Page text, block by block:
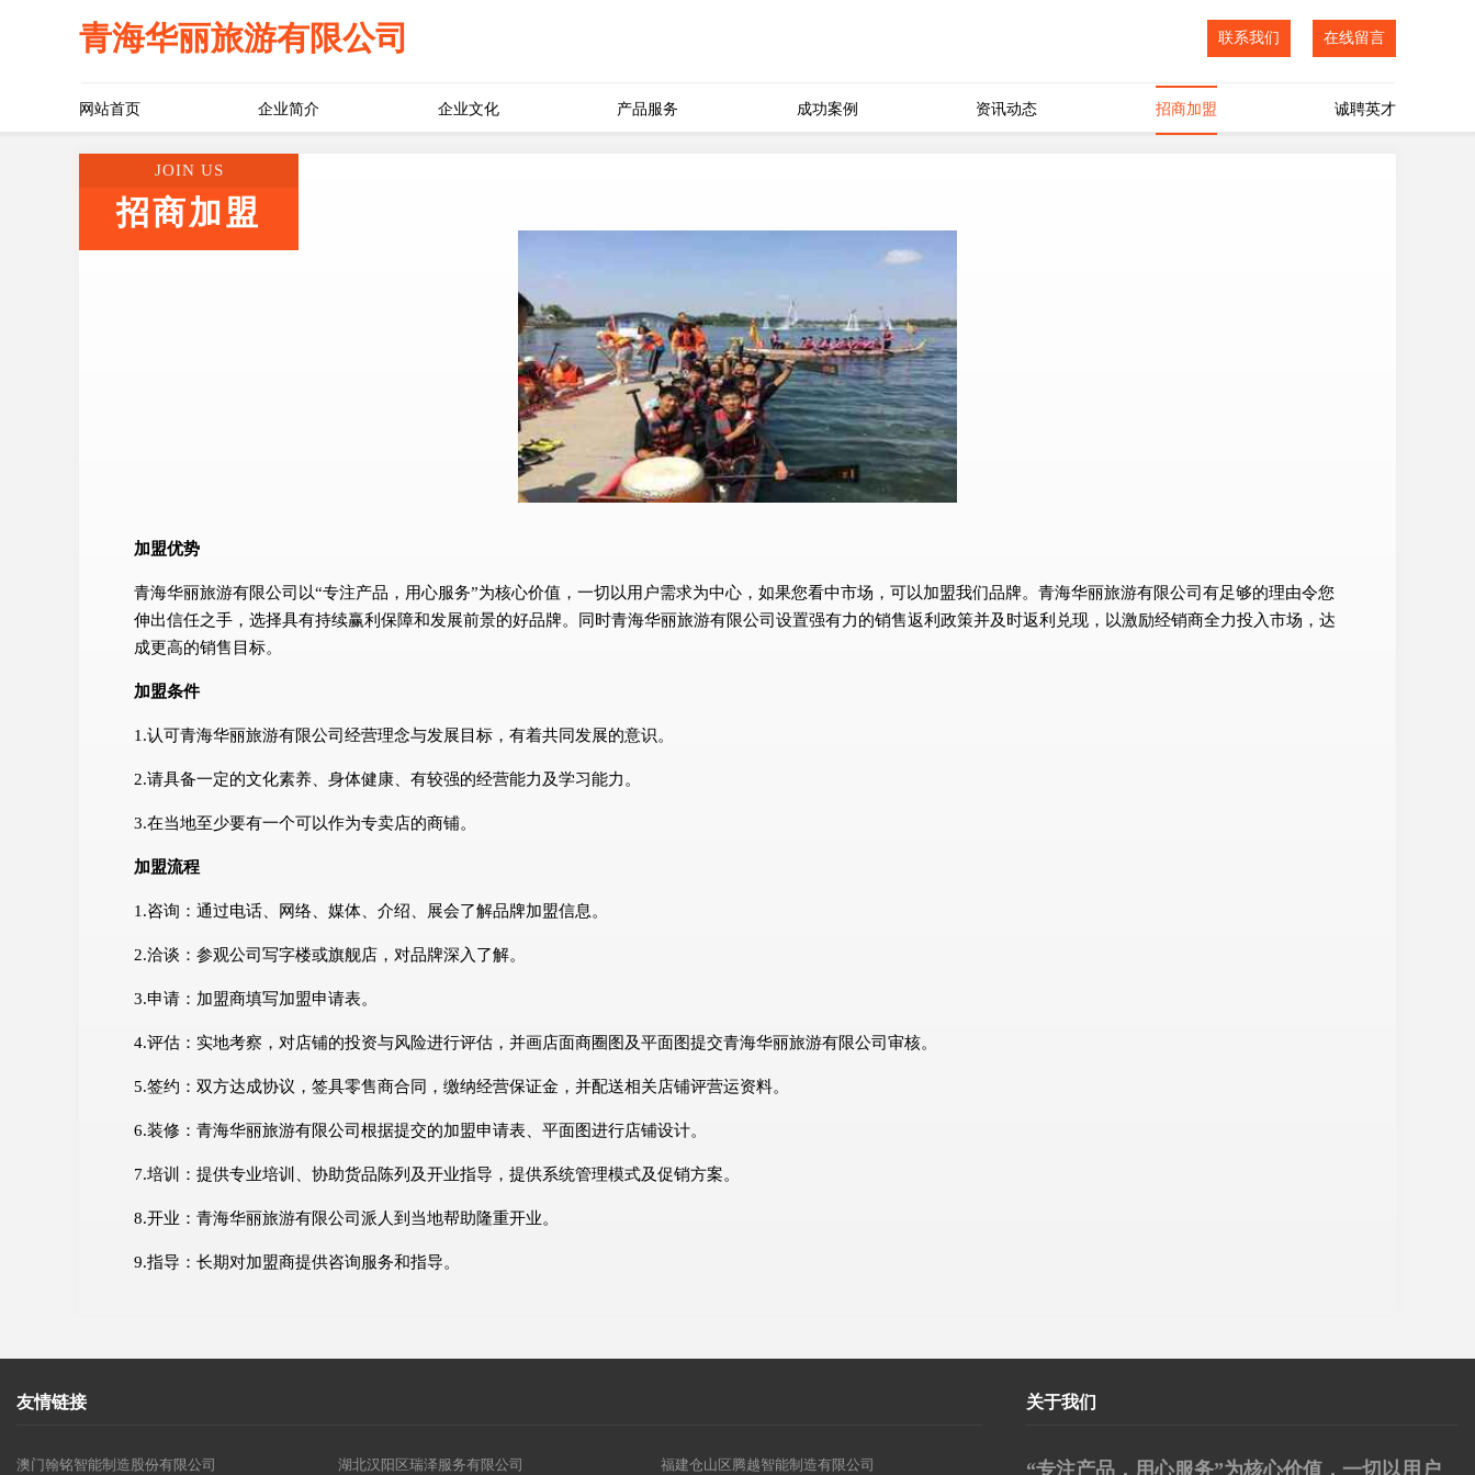
青海华丽旅游有限公司 联系我们 在线留言
网站首页 企业简介 企业文化 产品服务 成功案例 资讯动态 招商加盟 诚聘英才
JOIN US
招商加盟
加盟优势
青海华丽旅游有限公司以“专注产品，用心服务”为核心价值，一切以用户需求为中心，如果您看中市场，可以加盟我们品牌。青海华丽旅游有限公司有足够的理由令您
伸出信任之手，选择具有持续赢利保障和发展前景的好品牌。同时青海华丽旅游有限公司设置强有力的销售返利政策并及时返利兑现，以激励经销商全力投入市场，达
成更高的销售目标。
加盟条件
1.认可青海华丽旅游有限公司经营理念与发展目标，有着共同发展的意识。
2.请具备一定的文化素养、身体健康、有较强的经营能力及学习能力。
3.在当地至少要有一个可以作为专卖店的商铺。
加盟流程
1.咨询：通过电话、网络、媒体、介绍、展会了解品牌加盟信息。
2.洽谈：参观公司写字楼或旗舰店，对品牌深入了解。
3.申请：加盟商填写加盟申请表。
4.评估：实地考察，对店铺的投资与风险进行评估，并画店面商圈图及平面图提交青海华丽旅游有限公司审核。
5.签约：双方达成协议，签具零售商合同，缴纳经营保证金，并配送相关店铺评营运资料。
6.装修：青海华丽旅游有限公司根据提交的加盟申请表、平面图进行店铺设计。
7.培训：提供专业培训、协助货品陈列及开业指导，提供系统管理模式及促销方案。
8.开业：青海华丽旅游有限公司派人到当地帮助隆重开业。
9.指导：长期对加盟商提供咨询服务和指导。
友情链接
澳门翰铭智能制造股份有限公司 湖北汉阳区瑞泽服务有限公司 福建仓山区腾越智能制造有限公司
关于我们
“专注产品，用心服务”为核心价值，一切以用户